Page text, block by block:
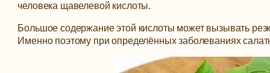
человека щавелевой кислоты.
Большое содержание этой кислоты может вызывать
Именно поэтому при определённых заболеваниях